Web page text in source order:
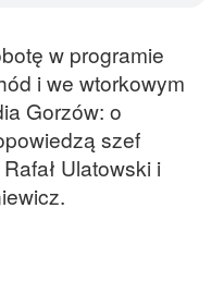
w programie
i we wtorkowym
Gorzów: o
szef
Ulatowski i